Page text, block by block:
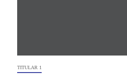
TITULAR 1